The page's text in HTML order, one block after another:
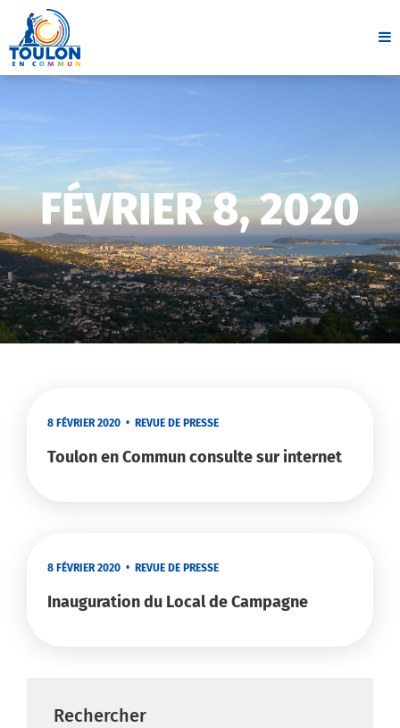
FÉVRIER 8, 2020
8 FÉVRIER 2020 • REVUE DE PRESSE
Toulon en Commun consulte sur internet
8 FÉVRIER 2020 • REVUE DE PRESSE
Inauguration du Local de Campagne
Rechercher